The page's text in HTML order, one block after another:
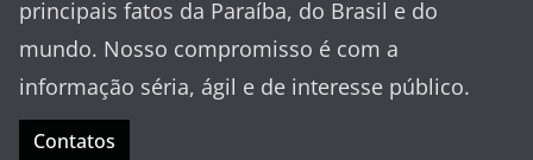
principais fatos da Paraíba, do Brasil e do
mundo. Nosso compromisso é com a
informação séria, ágil e de interesse público.
Contatos